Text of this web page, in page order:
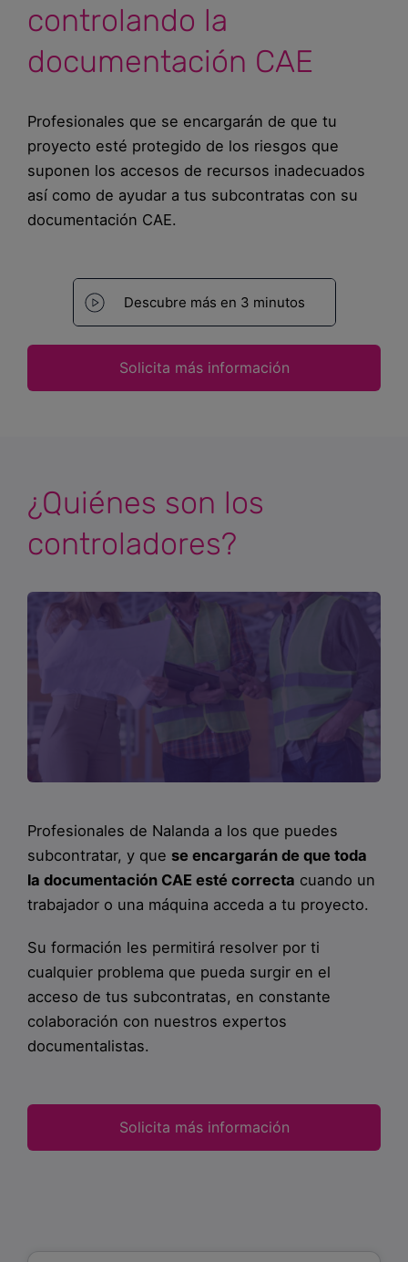
Blog
Recursos
Partners
Hablemos
controlando la
documentación CAE
Profesionales que se encargarán de que tu
proyecto esté protegido de los riesgos que
suponen los accesos de recursos inadecuados
así como de ayudar a tus subcontratas con su
documentación CAE.
Descubre más en 3 minutos
Solicita más información
¿Quiénes son los
controladores?
Profesionales de Nalanda a los que puedes
subcontratar, y que se encargarán de que toda
la documentación CAE esté correcta cuando un
trabajador o una máquina acceda a tu proyecto.
Su formación les permitirá resolver por ti
cualquier problema que pueda surgir en el
acceso de tus subcontratas, en constante
colaboración con nuestros expertos
documentalistas.
Solicita más información